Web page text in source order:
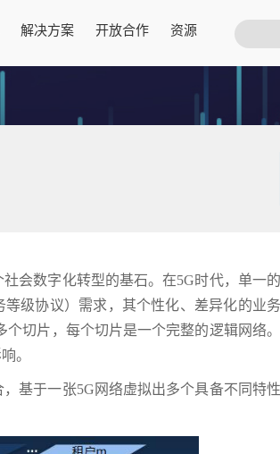
解决方案 开放合作 资源
会数字化转型的基石。在5G时代，单一的
等级协议）需求，其个性化、差异化的业务
切片，每个切片是一个完整的逻辑网络。
。
基于一张5G网络虚拟出多个具备不同特性